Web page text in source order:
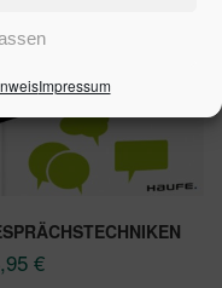
Impressum
€